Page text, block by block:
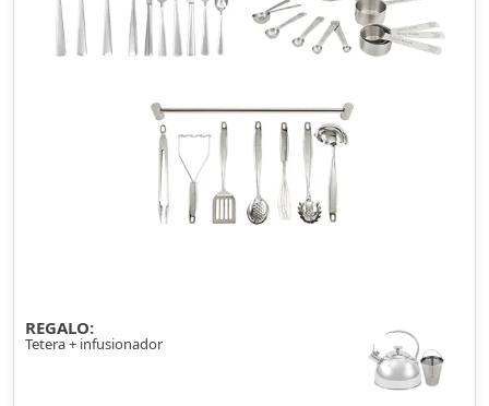
REGALO:
Tetera + infusionador